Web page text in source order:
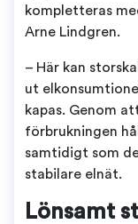
kompletteras
Arne Lindgren.
– Här kan
ut
kapas. Genom
förbrukningen
samtidigt som
stabilare elnät.
Lönsamt